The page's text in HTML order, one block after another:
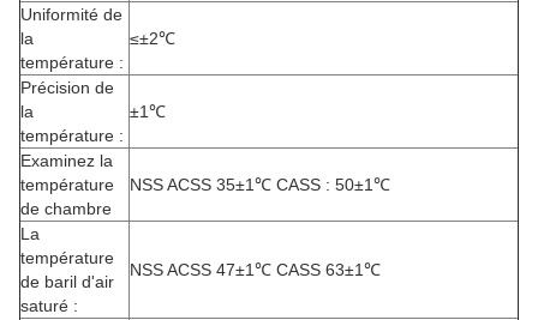
Uniformité de
la
température :
≤±2℃
Précision de
la
température :
±1℃
Examinez la
température
de chambre
NSS ACSS 35±1℃ CASS : 50±1℃
La
température
de baril d'air
saturé :
NSS ACSS 47±1℃ CASS 63±1℃